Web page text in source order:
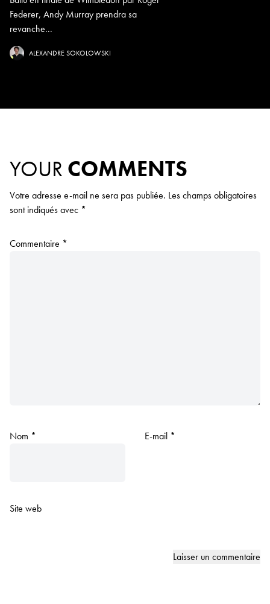
Federer, Andy Murray prendra sa
revanche...
ALEXANDRE SOKOLOWSKI
YOUR COMMENTS
Votre adresse e-mail ne sera pas publiée. Les champs obligatoires
sont indiqués avec *
Commentaire *
Nom * E-mail *
Site web